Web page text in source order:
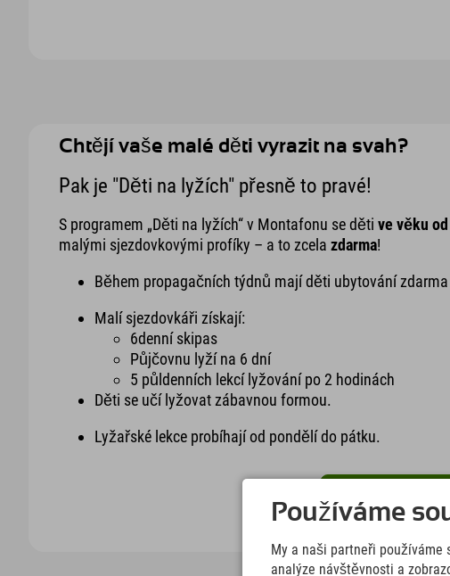
Chtějí vaše malé děti vyrazit na svah?
Pak je "Děti na lyžích" přesně to pravé!
S programem „Děti na lyžích“ v Montafonu se dětive věku
malými sjezdovkovými profíky – a to zcelazdarma!
Během propagačních týdnů mají děti ubytování
Malí sjezdovkáři získají:
6denní skipas
Půjčovnu lyží na 6 dní
5 půldenních lekcí lyžování po 2 hodinách
Děti se učí lyžovat zábavnou formou.
Lyžařské lekce probíhají od pondělí do pátku.
Používáme
My a naši partneři používáme
analýze návštěvnosti a